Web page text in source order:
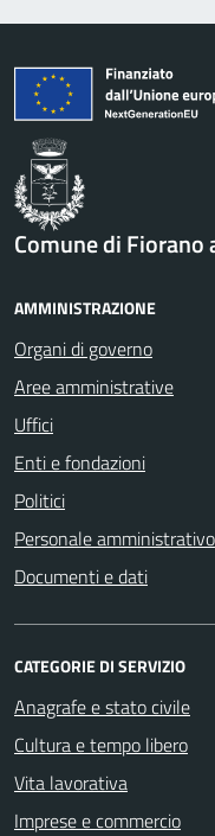
Comune di Fiorano
AMMINISTRAZIONE
Organi di governo
Aree amministrative
Uffici
Enti e fondazioni
Politici
Personale amministrativo
Documenti e dati
CATEGORIE DI SERVIZIO
Anagrafe e stato civile
Cultura e tempo libero
Vita lavorativa
Imprese e commercio